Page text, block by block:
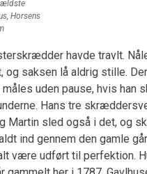
ældste
Horsens
havde travlt.
og saksen lå aldrig stille.
uden pause, hvis han
Hans tre
Martin sled også i det, og
ind gennem den gamle
være udført til perfektion.